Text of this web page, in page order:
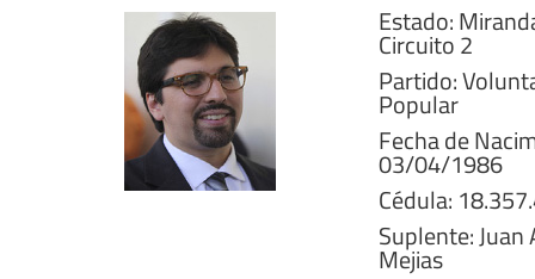
Estado:
Circuito 2
Partido:
Popular
Fecha de
03/04/1986
Cédula:
Suplente: Juan
Mejias